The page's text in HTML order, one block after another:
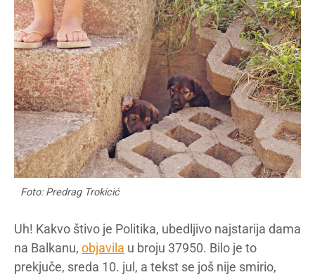
Foto: Predrag Trokicić
Uh! Kakvo štivo je Politika, ubedljivo najstarija dama
na Balkanu, objavila u broju 37950. Bilo je to
prekjuče, sreda 10. jul, a tekst se još nije smirio,